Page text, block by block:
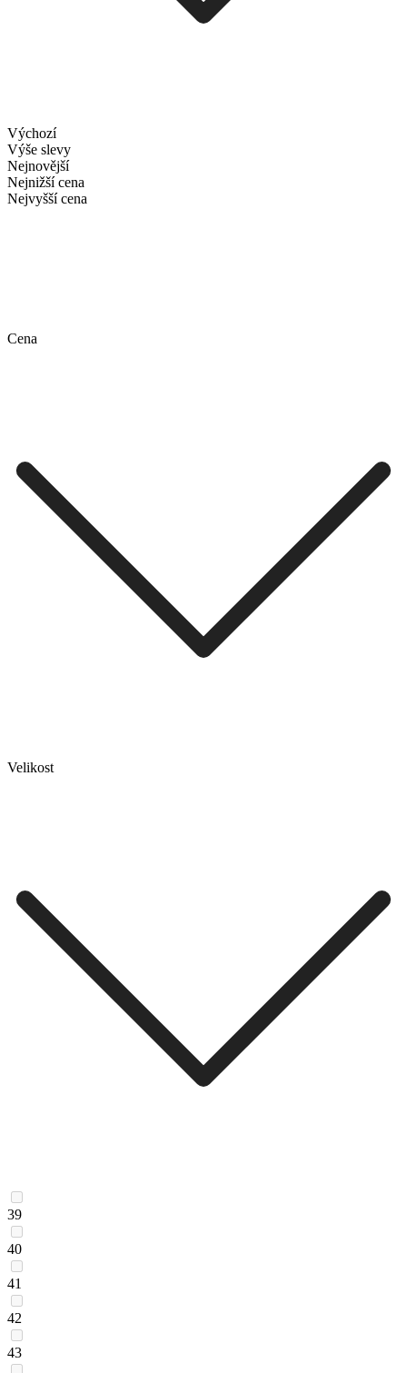
Výchozí
Výše slevy
Nejnovější
Nejnižší cena
Nejvyšší cena
Cena
Velikost
39
40
41
42
43